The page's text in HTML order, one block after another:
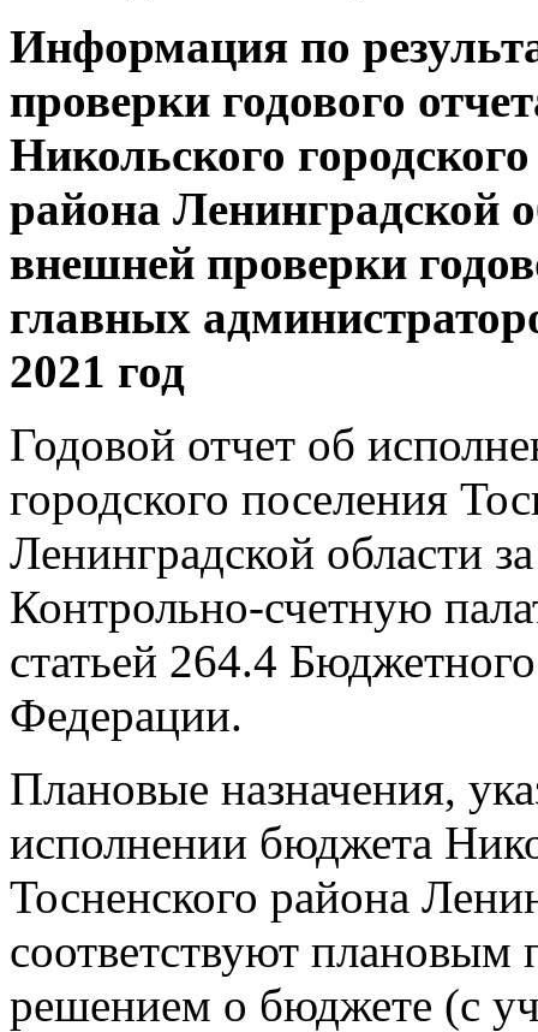
Информация по
проверки годового
Никольского
района Ленинградской
внешней проверки
главных
2021 год
Годовой отчет об
городского поселения
Ленинградской области
Контрольно-счетную
статьей 264.4
Федерации.
Плановые назначения,
исполнении бюджета
Тосненского района
соответствуют плановым
решением о бюджете (с